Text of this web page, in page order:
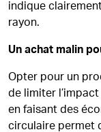
indique
rayon.
Un achat malin
Opter pour un
de limiter
en faisant des
circulaire permet